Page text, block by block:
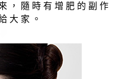
， 隨 時 有 增 肥 的 副 作
大 家 。